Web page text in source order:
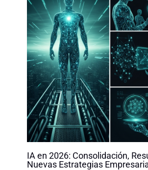
IA en 2026: Consolidación,
Nuevas Estrategias